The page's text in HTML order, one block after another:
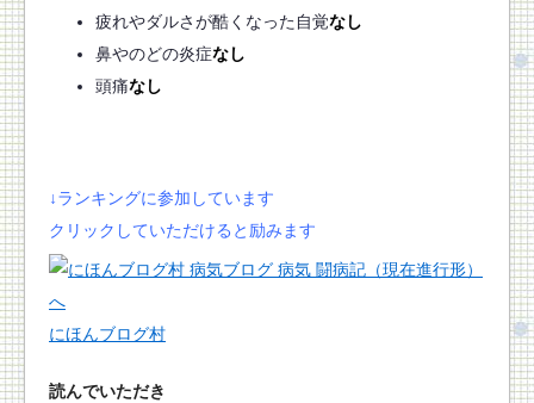
疲れやダルさが酷くなった自覚なし
鼻やのどの炎症なし
頭痛なし
↓ランキングに参加しています
クリックしていただけると励みます
にほんブログ村
読んでいただき